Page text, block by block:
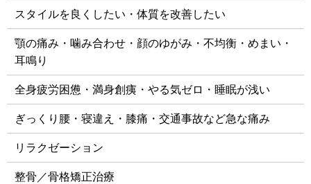
スタイルを良くしたい・体質を改善したい
顎の痛み・噛み合わせ・顔のゆがみ・不均衡・めまい・
耳鳴り
全身疲労困憊・満身創痍・やる気ゼロ・睡眠が浅い
ぎっくり腰・寝違え・膝痛・交通事故など急な痛み
リラクゼーション
整骨／骨格矯正治療